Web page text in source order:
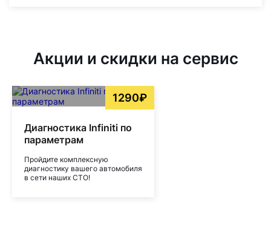
Акции и скидки на сервис
1290₽
Диагностика Infiniti по
параметрам
Пройдите комплексную
диагностику вашего автомобиля
в сети наших СТО!